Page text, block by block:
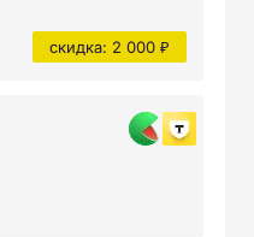
скидка: 2 000 ₽